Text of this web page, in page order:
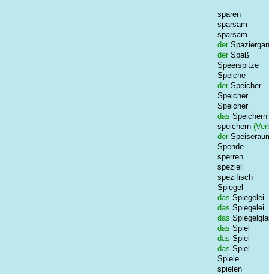
sparen
sparsam
sparsam
der
der Spaß
Speerspitze
Speiche
der Speicher
Speicher
Speicher
das Speichern
speichern
der
Spende
sperren
speziell
spezifisch
Spiegel
das Spiegelei
das Spiegelei
das
das Spiel
das Spiel
das Spiel
Spiele
spielen